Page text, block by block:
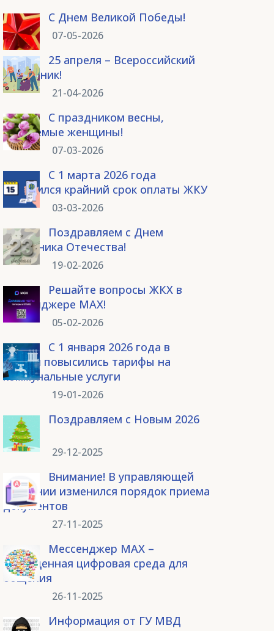
С Днем Великой Победы!
07-05-2026
25 апреля – Всероссийский
субботник!
21-04-2026
С праздником весны,
уважаемые женщины!
07-03-2026
С 1 марта 2026 года
изменился крайний срок оплаты ЖКУ
03-03-2026
Поздравляем с Днем
защитника Отечества!
19-02-2026
Решайте вопросы ЖКХ в
мессенджере MAX!
05-02-2026
С 1 января 2026 года в
России повысились тарифы на
коммунальные услуги
19-01-2026
Поздравляем с Новым 2026
годом!
29-12-2025
Внимание! В управляющей
компании изменился порядок приема
документов
27-11-2025
Мессенджер MAX –
защищенная цифровая среда для
общения
26-11-2025
Информация от ГУ МВД